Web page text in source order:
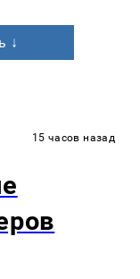
↓
15 часов назад